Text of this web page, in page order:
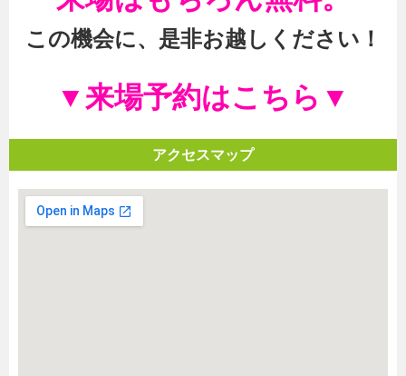
この機会に、是非お越しください！
▼来場予約はこちら▼
アクセスマップ